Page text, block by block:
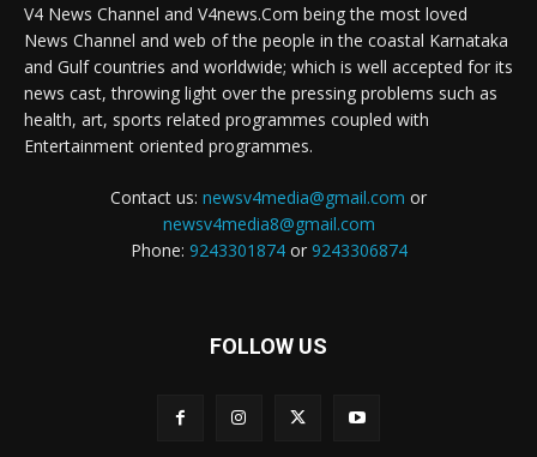
V4 News Channel and V4news.Com being the most loved
News Channel and web of the people in the coastal Karnataka
and Gulf countries and worldwide; which is well accepted for its
news cast, throwing light over the pressing problems such as
health, art, sports related programmes coupled with
Entertainment oriented programmes.
Contact us: newsv4media@gmail.com or
newsv4media8@gmail.com
Phone: 9243301874or 9243306874
FOLLOW US